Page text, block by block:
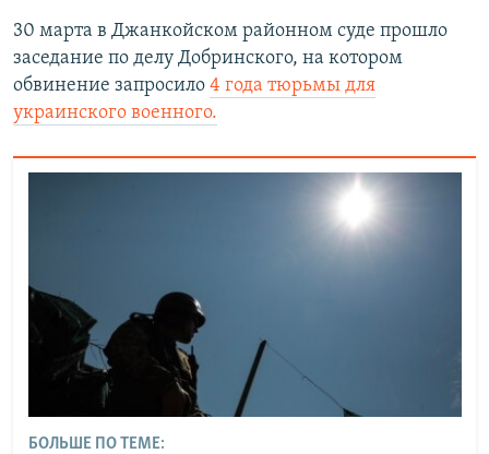
30 марта в Джанкойском районном суде прошло
заседание по делу Добринского, на котором
обвинение запросило 4 года тюрьмы для
украинского военного.
БОЛЬШЕ ПО ТЕМЕ: